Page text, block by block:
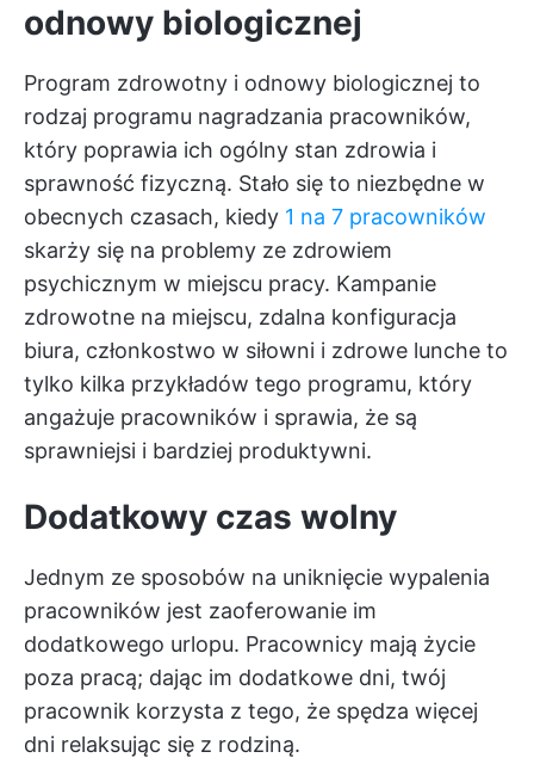
odnowy biologicznej
Program zdrowotny i odnowy biologicznej to
rodzaj programu nagradzania pracowników,
który poprawia ich ogólny stan zdrowia i
sprawność fizyczną. Stało się to niezbędne w
obecnych czasach, kiedy 1 na 7 pracowników
skarży się na problemy ze zdrowiem
psychicznym w miejscu pracy. Kampanie
zdrowotne na miejscu, zdalna konfiguracja
biura, członkostwo w siłowni i zdrowe lunche to
tylko kilka przykładów tego programu, który
angażuje pracowników i sprawia, że są
sprawniejsi i bardziej produktywni.
Dodatkowy czas wolny
Jednym ze sposobów na uniknięcie wypalenia
pracowników jest zaoferowanie im
dodatkowego urlopu. Pracownicy mają życie
poza pracą; dając im dodatkowe dni, twój
pracownik korzysta z tego, że spędza więcej
dni relaksując się z rodziną.